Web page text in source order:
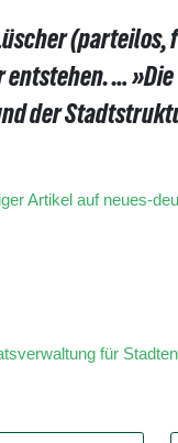
entstehen. …
der
Artikel auf neues-
für